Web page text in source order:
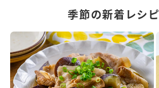
季節の新着レシピ